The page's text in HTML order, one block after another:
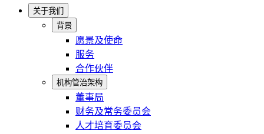
关于我们
背景
愿景及使命
服务
合作伙伴
机构管治架构
董事局
财务及常务委员会
人才培育委员会